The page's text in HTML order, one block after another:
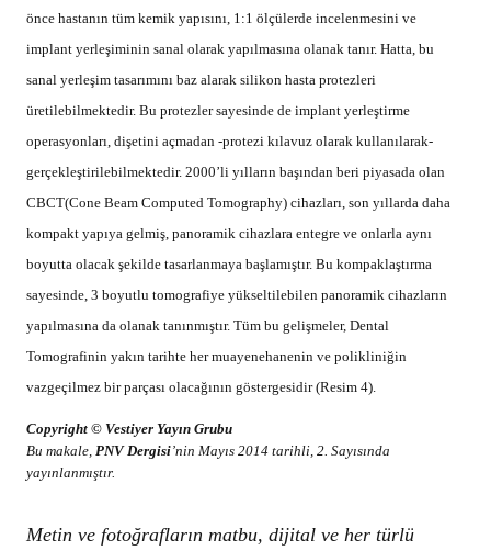
boyutta olacak şekilde tasarlanmaya başlamıştır. Bu kompaklaştırma
sayesinde, 3 boyutlu tomografiye yükseltilebilen panoramik cihazların
yapılmasına da olanak tanınmıştır. Tüm bu gelişmeler, Dental
Tomografinin yakın tarihte her muayenehanenin ve polikliniğin
vazgeçilmez bir parçası olacağının göstergesidir (Resim 4).
Copyright © Vestiyer Yayın Grubu
Bu makale,PNV Dergisi’nin Mayıs 2014 tarihli, 2. Sayısında
Metin ve fotoğrafların matbu, dijital ve her türlü
basma, çoğaltma ve yayma hakları Vestiyer Yayın
Grubu’na aittir.
WhatsApp
LinkedIn
X Facebook
Telegram
EmailPrintShare
by VYG Haber MerkeziPublished Ağustos 04, 2016